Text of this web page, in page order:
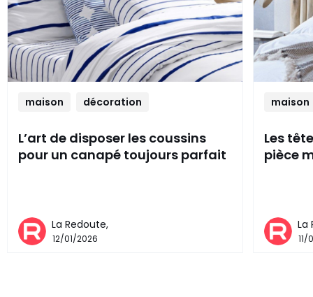
maison décoration
L’art de disposer les coussins
pour un canapé toujours parfait
La Redoute,
12/01/2026
maison
Les
pièce
La
11/